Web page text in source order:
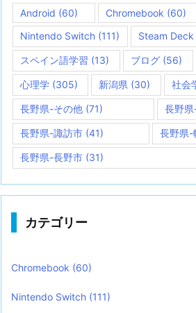
Android (60) Chromebook (60)
Nintendo Switch (111) Steam Deck
スペイン語学習 (13) ブログ (56)
心理学 (305) 新潟県 (30) 社会
長野県-その他 (71) 長野
長野県-諏訪市 (41) 長野県-
長野県-長野市 (31)
カテゴリー
Chromebook (60)
Nintendo Switch (111)